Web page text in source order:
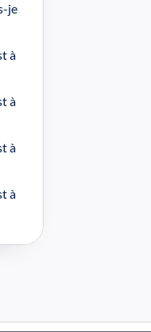
je
à
à
à
à